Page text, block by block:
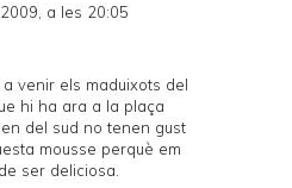
a les 20:05
venir els maduixots del
hi ha ara a la plaça
del sud no tenen gust
mousse perquè em
ser deliciosa.